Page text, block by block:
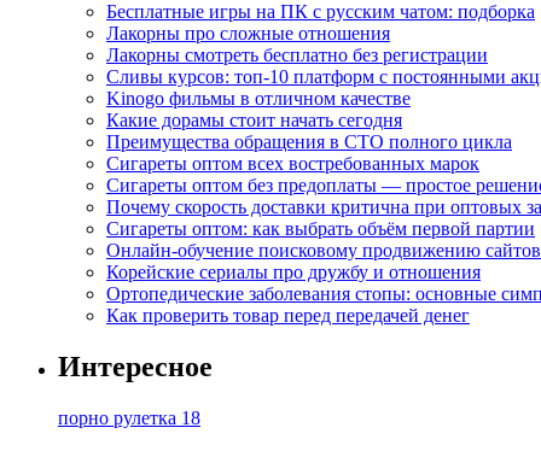
Бесплатные игры на ПК с русским чатом: подборка
Лакорны про сложные отношения
Лакорны смотреть бесплатно без регистрации
Сливы курсов: топ-10 платформ с постоянными
Kinogo фильмы в отличном качестве
Какие дорамы стоит начать сегодня
Преимущества обращения в СТО полного цикла
Сигареты оптом всех востребованных марок
Сигареты оптом без предоплаты — простое
Почему скорость доставки критична при оптовых
Сигареты оптом: как выбрать объём первой партии
Онлайн-обучение поисковому продвижению сайтов
Корейские сериалы про дружбу и отношения
Ортопедические заболевания стопы: основные
Как проверить товар перед передачей денег
Интересное
порно рулетка 18